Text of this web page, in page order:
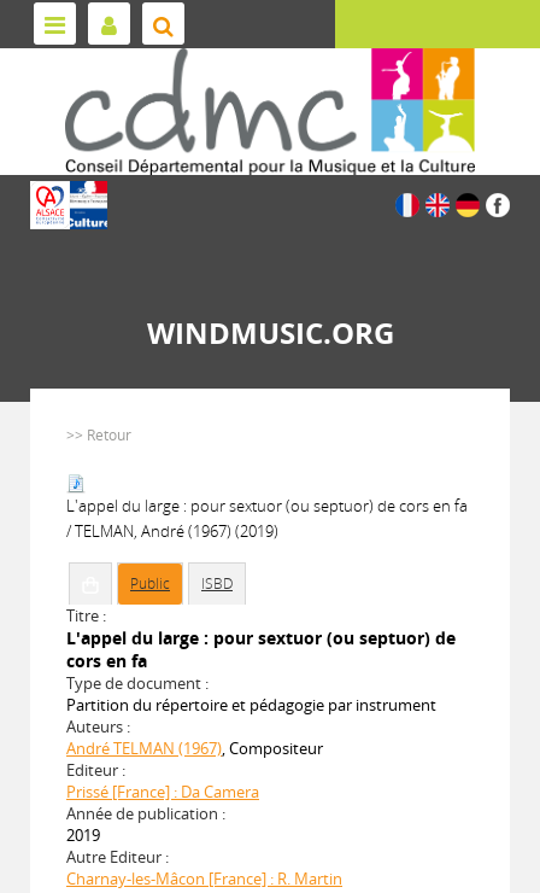
WINDMUSIC.ORG
>> Retour
L'appel du large : pour sextuor (ou septuor) de cors en fa
/ TELMAN, André (1967) (2019)
Public ISBD
Titre :
L'appel du large : pour sextuor (ou septuor) de
cors en fa
Type de document :
Partition du répertoire et pédagogie par instrument
Auteurs :
André TELMAN (1967), Compositeur
Editeur :
Prissé [France] : Da Camera
Année de publication :
2019
Autre Editeur :
Charnay-les-Mâcon [France] : R. Martin